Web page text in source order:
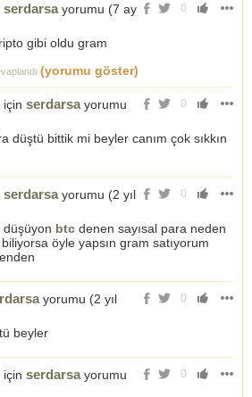
0
serdarsayorumu (7 ay
gibi oldu gram
(yorumu göster)
0
için serdarsayorumu
düştü bittik mi beyler canım çok sıkkın
0
serdarsayorumu (2 yıl
btc denen sayısal para neden
biliyorsa öyle yapsın gram satıyorum
0
yorumu (2 yıl
beyler
0
için serdarsayorumu